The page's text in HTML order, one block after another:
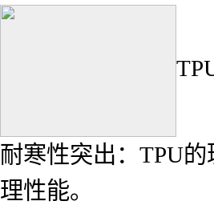
耐寒性突出：TPU
理性能。